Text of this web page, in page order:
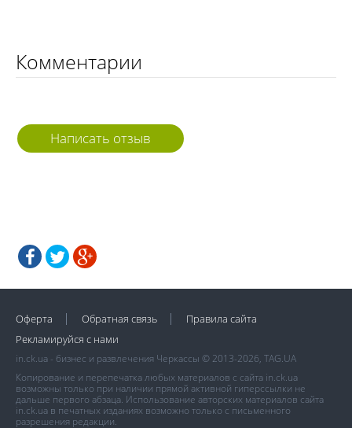
Комментарии
Написать отзыв
Оферта Обратная связь
Правила сайта
Рекламируйся с нами
in.ck.ua - бизнес и развлечения Черкассы © 2013-2026, TAG.UA
Копирование и перепечатка любых материалов с сайта in.ck.ua
возможны только при наличии прямой активной гиперссылки не
дальше первого абзаца. Использование авторских материалов сайта
in.ck.ua в печатных изданиях возможно только с письменного
разрешения редакции.